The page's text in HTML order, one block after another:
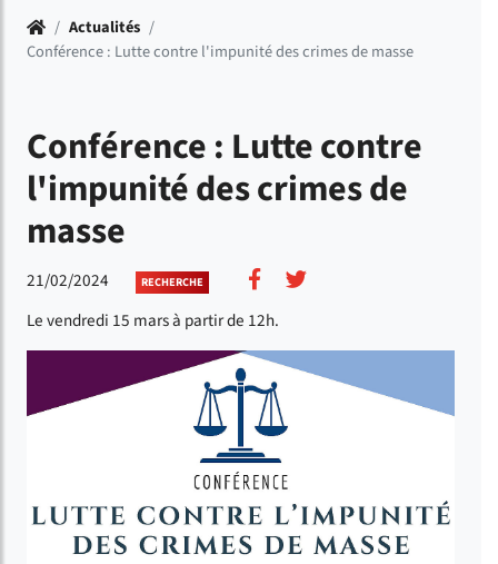
Accueil
/ Actualités /
Conférence : Lutte contre l'impunité des crimes de masse
Conférence : Lutte contre
l'impunité des crimes de
masse
21/02/2024 RECHERCHE Partager sur Facebook
Partager sur Twitter
Le vendredi 15 mars à partir de 12h.